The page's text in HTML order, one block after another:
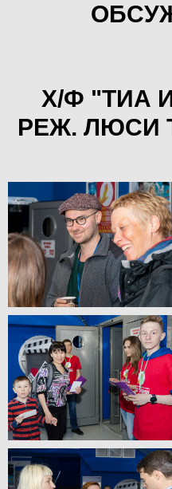
Х/Ф "ТИА
РЕЖ. ЛЮСИ